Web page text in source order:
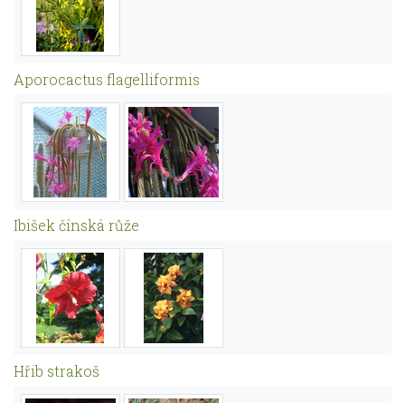
Aporocactus flagelliformis
Ibišek čínská růže
Hřib strakoš